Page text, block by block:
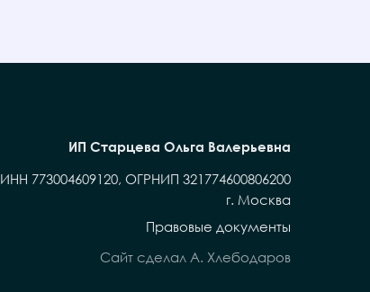
Сайт сделал А. Хлебодаров
Правовые документы
ИНН 773004609120, ОГРНИП 321774600806200
г. Москва
ИП Старцева Ольга Валерьевна